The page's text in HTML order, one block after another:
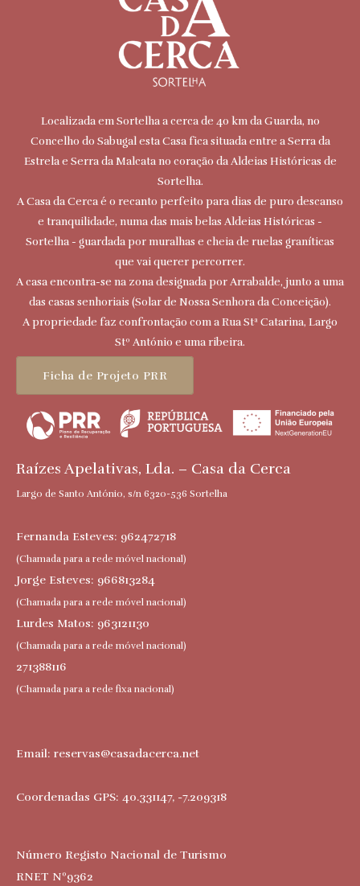
Localizada em Sortelha a cerca de 40 km da Guarda, no
Concelho do Sabugal esta Casa fica situada entre a Serra da
Estrela e Serra da Malcata no coração da Aldeias Históricas de
Sortelha.
A Casa da Cerca é o recanto perfeito para dias de puro descanso
e tranquilidade, numa das mais belas Aldeias Históricas -
Sortelha - guardada por muralhas e cheia de ruelas graníticas
que vai querer percorrer.
A casa encontra-se na zona designada por Arrabalde, junto a uma
das casas senhoriais (Solar de Nossa Senhora da Conceição).
A propriedade faz confrontação com a Rua Stª Catarina, Largo
Stº António e uma ribeira.
Ficha de Projeto PRR
Raízes Apelativas, Lda. – Casa da Cerca
Largo de Santo António, s/n 6320-536 Sortelha
Fernanda Esteves: 962472718
(Chamada para a rede móvel nacional)
Jorge Esteves: 966813284
(Chamada para a rede móvel nacional)
Lurdes Matos: 963121130
(Chamada para a rede móvel nacional)
271388116
(Chamada para a rede fixa nacional)
Email: reservas@casadacerca.net
Coordenadas GPS: 40.331147, -7.209318
Número Registo Nacional de Turismo
RNET Nº9362